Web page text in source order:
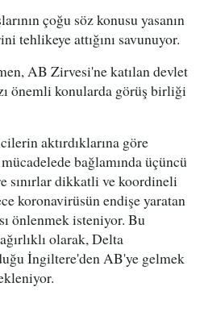
çoğu söz konusu yasanın
tehlikeye attığını savunuyor.
AB Zirvesi'ne katılan devlet
önemli konularda görüş birliği
aktırdıklarına göre
bağlamında üçüncü
sınırlar dikkatli ve koordineli
koronavirüsün endişe yaratan
önlenmek isteniyor. Bu
olarak, Delta
İngiltere'den AB'ye gelmek